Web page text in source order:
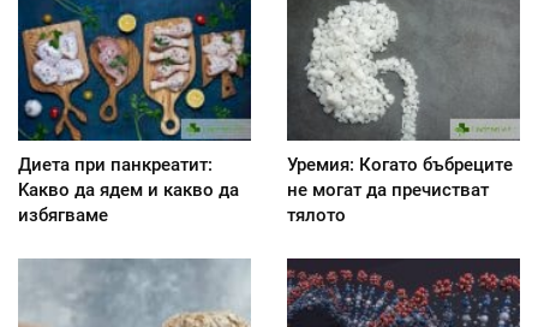
Диета при панкреатит:
Kакво да ядем и какво да
избягваме
Уремия: Когато бъбреците
не могат да пречистват
тялото